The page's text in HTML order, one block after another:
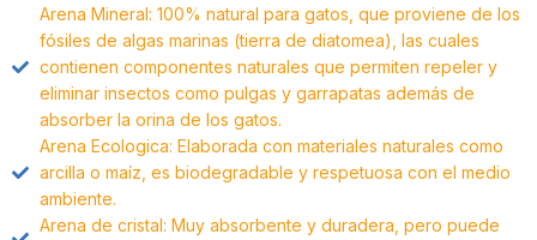
Arena Mineral: 100% natural para gatos, que proviene de los
fósiles de algas marinas (tierra de diatomea), las cuales
contienen componentes naturales que permiten repeler y
eliminar insectos como pulgas y garrapatas además de
absorber la orina de los gatos.
Arena Ecologica: Elaborada con materiales naturales como
arcilla o maíz, es biodegradable y respetuosa con el medio
ambiente.
Arena de cristal: Muy absorbente y duradera, pero puede